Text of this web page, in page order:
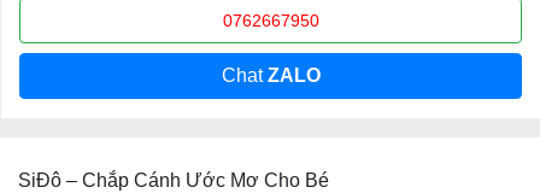
0762667950
ChatZALO
SiĐô – Chắp Cánh Ước Mơ Cho Bé